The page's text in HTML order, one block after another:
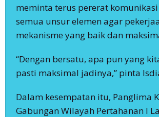
meminta terus pererat
semua unsur elemen agar
mekanisme yang baik dan
“Dengan bersatu, apa pun yang
pasti maksimal jadinya,” pinta
Dalam kesempatan itu, Panglima
Gabungan Wilayah Pertahanan I